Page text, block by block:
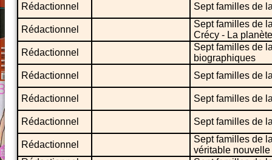
Rédactionnel Sept familles de
Rédactionnel
Sept familles de
Crécy - La
Rédactionnel
Sept familles de
biographiques
Rédactionnel
Sept familles de
Rédactionnel Sept familles de
Rédactionnel Sept familles de
Rédactionnel
Sept familles de
véritable